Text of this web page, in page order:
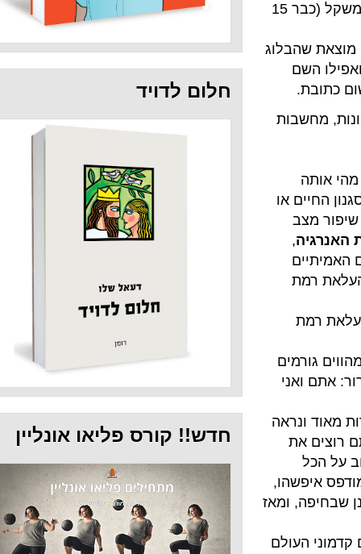
אני אוהבת כל מה שאתה כותב וזה מאוד עוזר לי בירידה במשקל (כבר 15
או
,
ומאז
חלום לדויד
חדש!! קורס פליאו אונליין